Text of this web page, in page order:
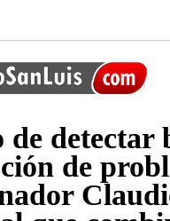
de detectar
de